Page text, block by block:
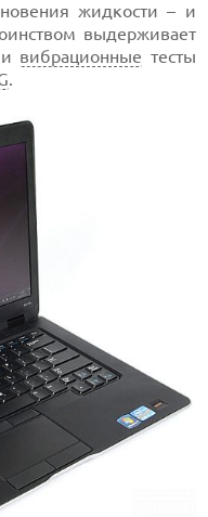
жидкости – и
выдерживает
вибрационные тесты
.